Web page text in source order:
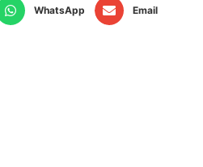
WhatsApp Email